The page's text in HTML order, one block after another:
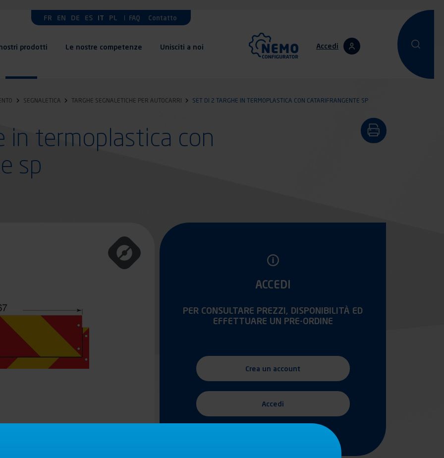
FR EN DE ES IT PL FAQ Contatto
prodotti Le nostre competenze Unisciti a noi Accedi Condurre una
SEGNALETICA TARGHE SEGNALETICHE PER AUTOCARRI SET DI 2 TARGHE IN TERMOPLASTICA CON CATARIFRANGENTE SP
in termoplastica con
sp
ACCEDI
PER CONSULTARE PREZZI, DISPONIBILITÀ ED
EFFETTUARE UN PRE-ORDINE
Crea un account
Accedi